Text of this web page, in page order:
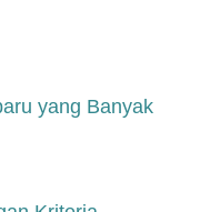
yang Banyak